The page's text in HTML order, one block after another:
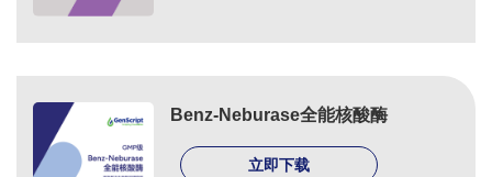
Benz-Neburase全能核酸酶
立即下载